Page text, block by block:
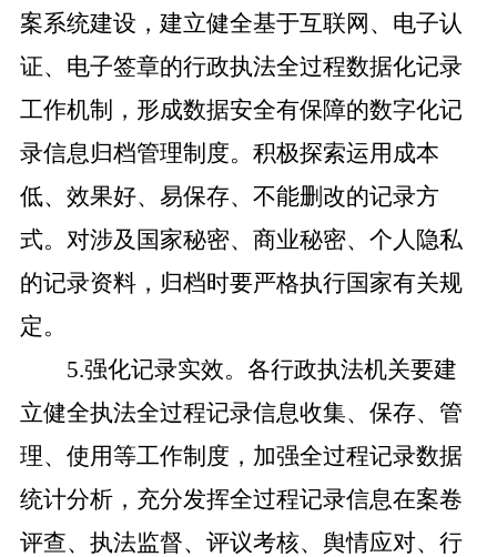
案系统建设，建立健全基于互联网、电子认
证、电子签章的行政执法全过程数据化记录
工作机制，形成数据安全有保障的数字化记
录信息归档管理制度。积极探索运用成本
低、效果好、易保存、不能删改的记录方
式。对涉及国家秘密、商业秘密、个人隐私
的记录资料，归档时要严格执行国家有关规
定。
5.强化记录实效。各行政执法机关要建
立健全执法全过程记录信息收集、保存、管
理、使用等工作制度，加强全过程记录数据
统计分析，充分发挥全过程记录信息在案卷
评查、执法监督、评议考核、舆情应对、行